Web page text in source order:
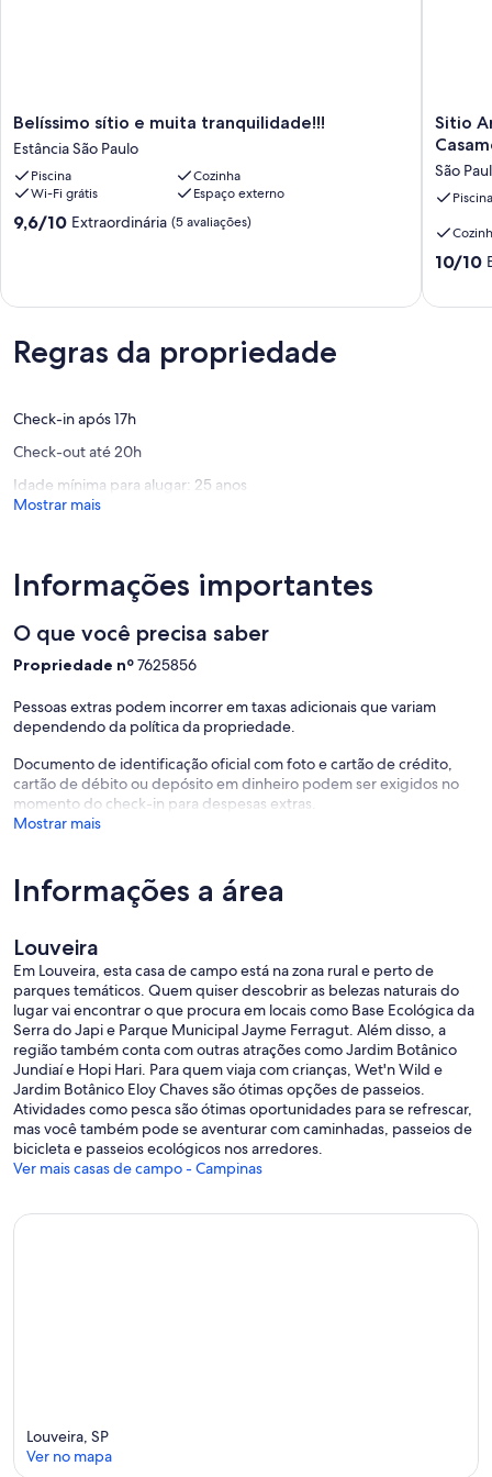
Belíssimo
sítio
e
muita
tranquilidade!!!
Estância
Belíssimo sítio e muita tranquilidade!!!
Estância São Paulo
Piscina
Cozinha
Wi-Fi grátis
Espaço externo
9.6
9,6/10 Extraordinária (5 avaliações)
Sitio
Arouca
de
Família,
e
Sitio
São
Piscina
10.0
10/10
Regras da propriedade
Check-in após 17h
Check-out até 20h
Idade mínima para alugar: 25 anos
Mostrar mais
Informações importantes
O que você precisa saber
Propriedade nº7625856
Pessoas extras podem incorrer em taxas adicionais que variam
dependendo da política da propriedade.
Documento de identificação oficial com foto e cartão de crédito,
cartão de débito ou depósito em dinheiro podem ser exigidos no
momento do check-in para despesas extras.
Mostrar mais
Informações a área
Louveira
Em Louveira, esta casa de campo está na zona rural e perto de
parques temáticos. Quem quiser descobrir as belezas naturais do
lugar vai encontrar o que procura em locais como Base Ecológica da
Serra do Japi e Parque Municipal Jayme Ferragut. Além disso, a
região também conta com outras atrações como Jardim Botânico
Jundiaí e Hopi Hari. Para quem viaja com crianças, Wet'n Wild e
Jardim Botânico Eloy Chaves são ótimas opções de passeios.
Atividades como pesca são ótimas oportunidades para se refrescar,
mas você também pode se aventurar com caminhadas, passeios de
bicicleta e passeios ecológicos nos arredores.
Ver mais casas de campo - Campinas
Louveira, SP
Ver no mapa